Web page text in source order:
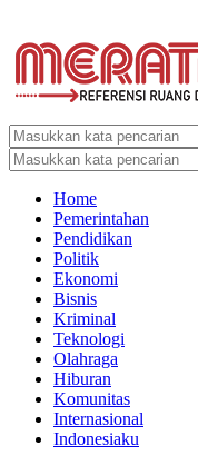
Home
Pemerintahan
Pendidikan
Politik
Ekonomi
Bisnis
Kriminal
Teknologi
Olahraga
Hiburan
Komunitas
Internasional
Indonesiaku